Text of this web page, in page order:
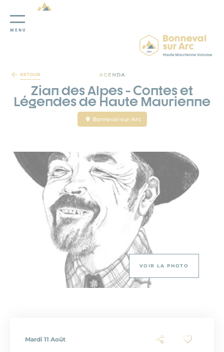
Panneau de gestion des cookies
MENU
RETOUR AGENDA
Zian des Alpes - Contes et
Légendes de Haute Maurienne
Bonneval-sur-Arc
VOIR LA PHOTO
Mardi 11 Août